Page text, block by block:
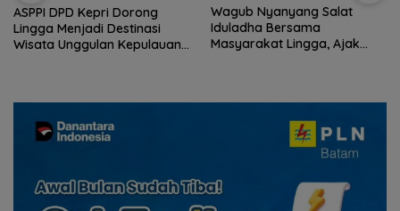
ASPPI DPD Kepri Dorong
Lingga Menjadi Destinasi
Wisata Unggulan Kepulauan
Wagub Nyanyang Salat
Iduladha Bersama
Masyarakat Lingga, Ajak